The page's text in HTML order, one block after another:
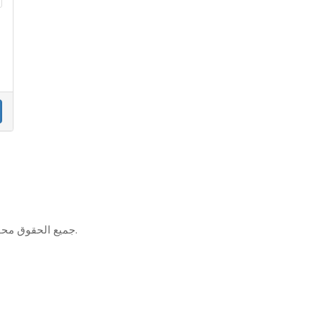
حقوق الطبع والنشر © 2026 WHMCSdes. جميع الحقوق محفوظة.